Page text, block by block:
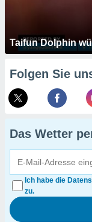
Taifun Dolphin
Folgen Sie
Das Wetter
Ich habe die
zu.